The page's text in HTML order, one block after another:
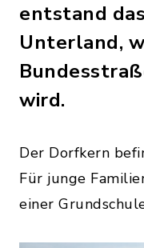
entstand
Unterland,
wird.
Der Dorfkern
Für junge
einer